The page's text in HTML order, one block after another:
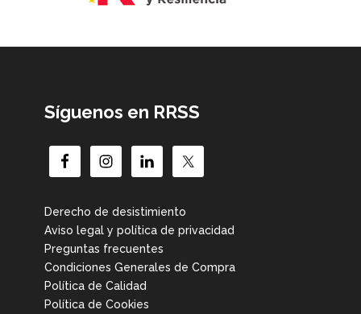
Síguenos en RRSS
Derecho de desistimiento
Aviso legal y política de privacidad
Preguntas frecuentes
Condiciones Generales de Compra
Política de Calidad
Política de Cookies